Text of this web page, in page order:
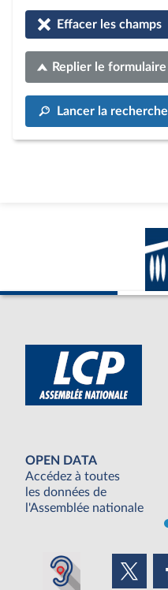
Effacer les champs
Replier le formulaire
Lancer la recherche
OPEN DATA
Accédez à toutes
les données de
l'Assemblée nationale